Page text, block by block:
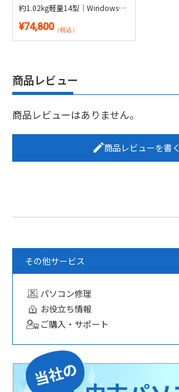
その他サービス
パソコン修理
お役立ち情報
ご購入・サポート
約1.02kg軽量14型｜Windows
¥74,800（税込）
商品レビュー
商品レビューはありません。
商品レビューを書く